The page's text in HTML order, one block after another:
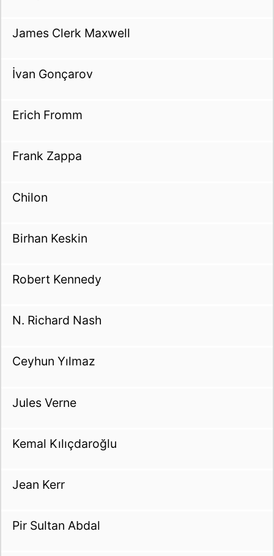
James Clerk Maxwell
İvan Gonçarov
Erich Fromm
Frank Zappa
Chilon
Birhan Keskin
Robert Kennedy
N. Richard Nash
Ceyhun Yılmaz
Jules Verne
Kemal Kılıçdaroğlu
Jean Kerr
Pir Sultan Abdal